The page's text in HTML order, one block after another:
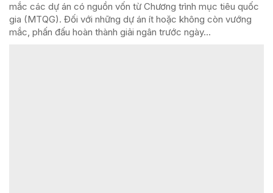
mắc các dự án có nguồn vốn từ Chương trình mục tiêu quốc
gia (MTQG). Đối với những dự án ít hoặc không còn vướng
mắc, phấn đấu hoàn thành giải ngân trước ngày...